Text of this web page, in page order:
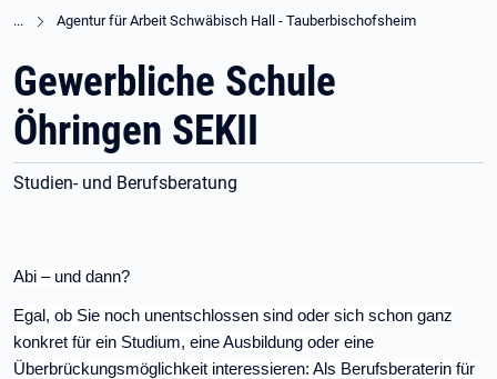
Agentur für Arbeit Schwäbisch Hall - Tauberbischofsheim
Gewerbliche Schule
Öhringen SEKII
Studien- und Berufsberatung
Abi – und dann?
Egal, ob Sie noch unentschlossen sind oder sich schon ganz
konkret für ein Studium, eine Ausbildung oder eine
Überbrückungsmöglichkeit interessieren: Als Berufsberaterin für